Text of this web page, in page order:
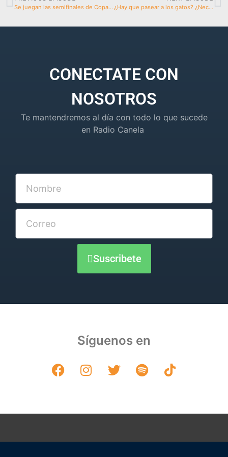
Se juegan las semifinales de Copa Canela ¿Hay que pasear a los gatos? ¿Necesitan salir a diario?
CONECTATE CON
NOSOTROS
Te mantendremos al día con todo lo que sucede
en Radio Canela
Suscribete
Síguenos en